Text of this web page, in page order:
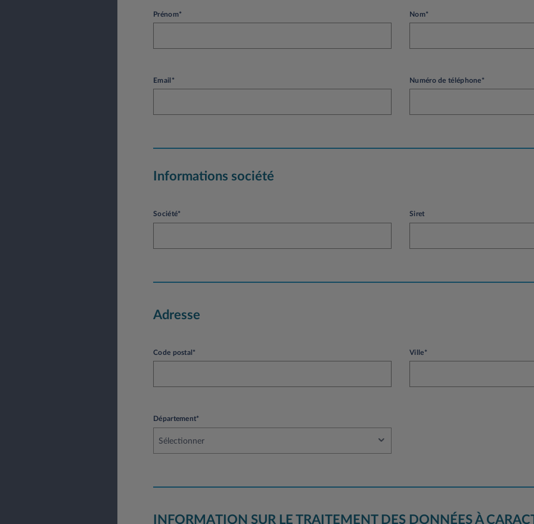
Prénom* Nom*
Email* Numéro de téléphone*
Informations société
Société* Siret
Adresse
Code postal* Ville*
Département*
Sélectionner
INFORMATION SUR LE TRAITEMENT DES DONNÉES À